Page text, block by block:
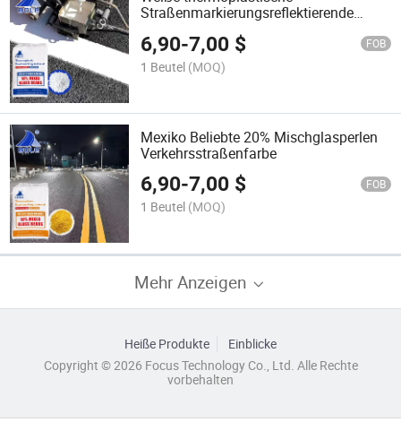
Straßenmarkierungsreflektierende
6,90-7,00 $ FOB
1 Beutel (MOQ)
Mexiko Beliebte 20% Mischglasperlen
Verkehrsstraßenfarbe
6,90-7,00 $ FOB
1 Beutel (MOQ)
Mehr Anzeigen
Heiße Produkte
Einblicke
Copyright © 2026 Focus Technology Co., Ltd. Alle Rechte
vorbehalten